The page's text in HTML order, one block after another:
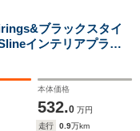
ブラックスタイ
インテリアプラス
本体価格
532.0 万円
走行 0.9万km